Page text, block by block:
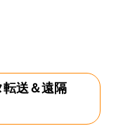
送＆遠隔